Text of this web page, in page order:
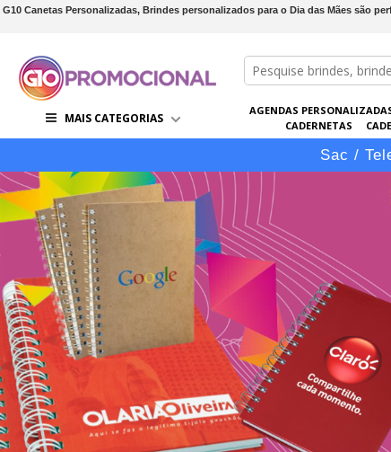
G10 Canetas Personalizadas, Brindes personalizados para o Dia das Mães são
MAIS CATEGORIAS
AGENDAS
CADERNETAS
CONJUNTOS DE BRINDES
Sac /